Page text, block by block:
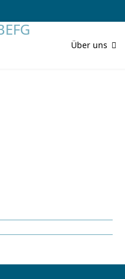
Über uns